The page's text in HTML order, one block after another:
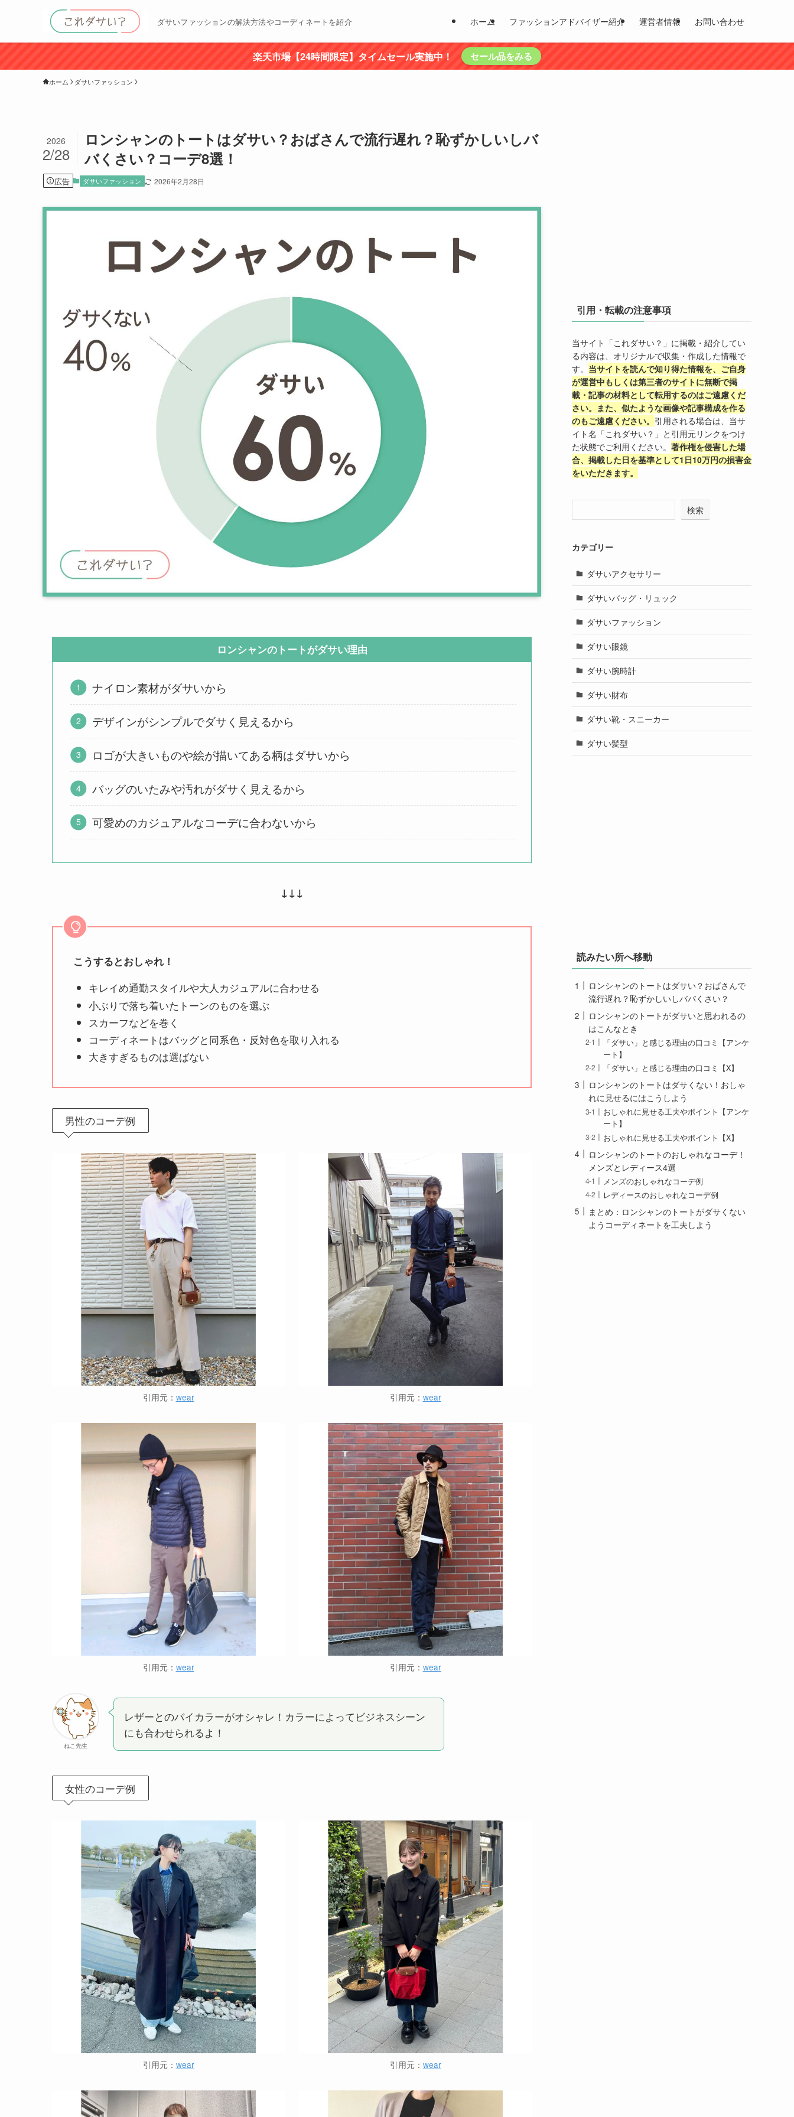
ダサいファッションの解決方法やコーディネートを紹介 ホーム ファッションアドバイザー紹介 運営者情報 お問い合わせ
楽天市場【24時間限定】タイムセール実施中！ セール品をみる
ホーム ダサいファッション
ロンシャンのトートはダサい？おばさんで流行遅れ？恥ずかしいしバ
バくさい？コーデ8選！
2026
2/28
広告 ダサいファッション 2026年2月28日
ロンシャンのトートがダサい理由
ナイロン素材がダサいから
デザインがシンプルでダサく見えるから
ロゴが大きいものや絵が描いてある柄はダサいから
バッグのいたみや汚れがダサく見えるから
可愛めのカジュアルなコーデに合わないから
↓↓↓
こうするとおしゃれ！
キレイめ通勤スタイルや大人カジュアルに合わせる
小ぶりで落ち着いたトーンのものを選ぶ
スカーフなどを巻く
コーディネートはバッグと同系色・反対色を取り入れる
大きすぎるものは選ばない
男性のコーデ例
引用元： wear 引用元： wear
引用元： wear 引用元： wear
ねこ先生
レザーとのバイカラーがオシャレ！カラーによってビジネスシーン
にも合わせられるよ！
女性のコーデ例
引用元： wear 引用元： wear
引用・転載の注意事項
当サイト「これダサい？」に掲載・紹介してい
る内容は、オリジナルで収集・作成した情報で
す。 当サイトを読んで知り得た情報を、ご自身
が運営中もしくは第三者のサイトに無断で掲
載・記事の材料として転用するのはご遠慮くだ
さい。また、似たような画像や記事構成を作る
のもご遠慮ください。 引用される場合は、当サ
イト名「これダサい？」と引用元リンクをつけ
た状態でご利用ください。 著作権を侵害した場
合、掲載した日を基準として1日10万円の損害金
をいただきます。
検索
カテゴリー
ダサいアクセサリー
ダサいバッグ・リュック
ダサいファッション
ダサい眼鏡
ダサい腕時計
ダサい財布
ダサい靴・スニーカー
ダサい髪型
読みたい所へ移動
ロンシャンのトートはダサい？おばさんで
流行遅れ？恥ずかしいしババくさい？
ロンシャンのトートがダサいと思われるの
はこんなとき
「ダサい」と感じる理由の口コミ【アンケ
ート】
「ダサい」と感じる理由の口コミ【X】
ロンシャンのトートはダサくない！おしゃ
れに見せるにはこうしよう
おしゃれに見せる工夫やポイント【アンケ
ート】
おしゃれに見せる工夫やポイント【X】
ロンシャンのトートのおしゃれなコーデ！
メンズとレディース4選
メンズのおしゃれなコーデ例
レディースのおしゃれなコーデ例
まとめ：ロンシャンのトートがダサくない
ようコーディネートを工夫しよう